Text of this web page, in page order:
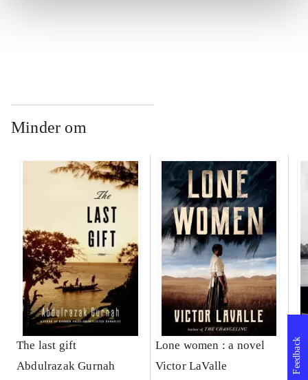
Minder om
The last gift
Abdulrazak Gurnah
Lone women : a novel
Victor LaValle
Feedback